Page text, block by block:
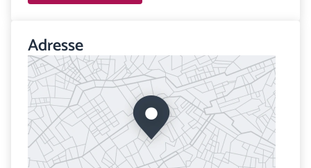
Adresse